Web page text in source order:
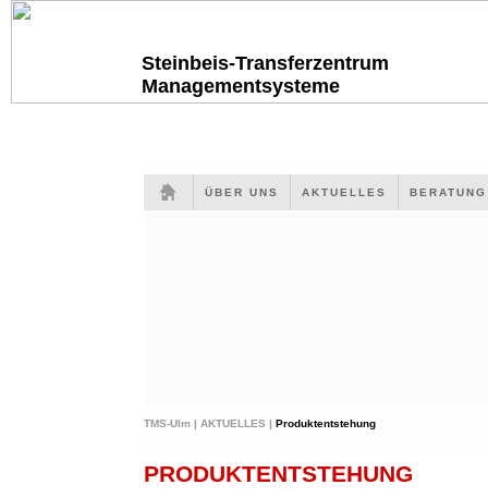
Steinbeis-Transferzentrum
Managementsysteme
ÜBER UNS AKTUELLES
TMS-Ulm | AKTUELLES | Produktentstehung
PRODUKTENTSTEHUNG